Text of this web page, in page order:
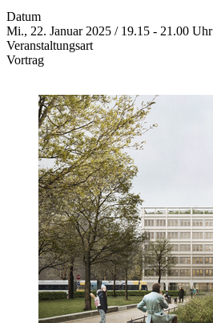
Datum
Mi., 22. Januar 2025 / 19.15 - 21.00 Uhr
Veranstaltungsart
Vortrag